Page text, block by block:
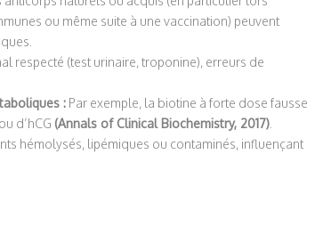
ou même suite à une vaccination) peuvent
respecté (test urinaire, troponine), erreurs de
: Par exemple, la biotine à forte dose fausse
d’hCG (Annals of Clinical Biochemistry, 2017)
hémolysés, lipémiques ou contaminés, influençant